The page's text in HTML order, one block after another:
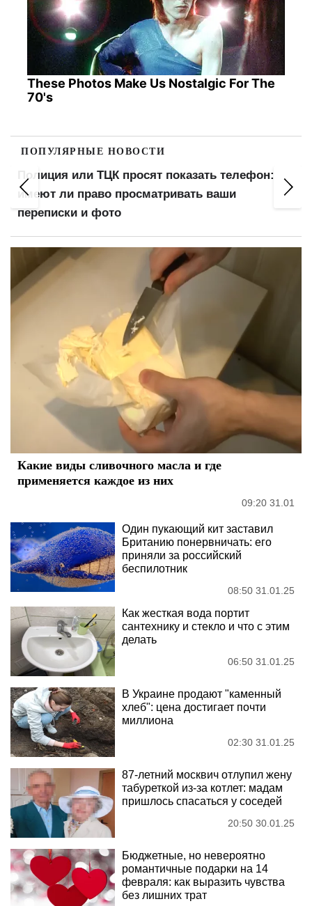
These Photos Make Us Nostalgic For The
70's
ПОПУЛЯРНЫЕ НОВОСТИ
Выплатят 500, 700 или 1000 грн: украинцам
готовят дополнительную помощь
Какие виды сливочного масла и где
применяется каждое из них
09:20 31.01
Один пукающий кит заставил
Британию понервничать: его
приняли за российский
беспилотник
08:50 31.01.25
Как жесткая вода портит
сантехнику и стекло и что с этим
делать
06:50 31.01.25
В Украине продают "каменный
хлеб": цена достигает почти
миллиона
02:30 31.01.25
87-летний москвич отлупил жену
табуреткой из-за котлет: мадам
пришлось спасаться у соседей
20:50 30.01.25
Бюджетные, но невероятно
романтичные подарки на 14
февраля: как выразить чувства
без лишних трат